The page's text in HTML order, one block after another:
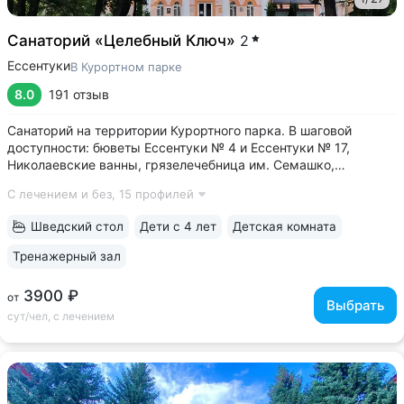
Санаторий «Целебный Ключ» 2
ЕссентукиВ Курортном парке
8.0 191 отзыв
Санаторий на территории Курортного парка. В шаговой
доступности: бюветы Ессентуки № 4 и Ессентуки № 17,
Николаевские ванны, грязелечебница им. Семашко,
номеров с базовым комфортом. Хороший выбор, если
С лечением и без, 15 профилей
от 3900 ₽
сут/чел, с лечением
Выбрать
Шведский стол Дети с 4 лет Детская комната
Тренажерный зал